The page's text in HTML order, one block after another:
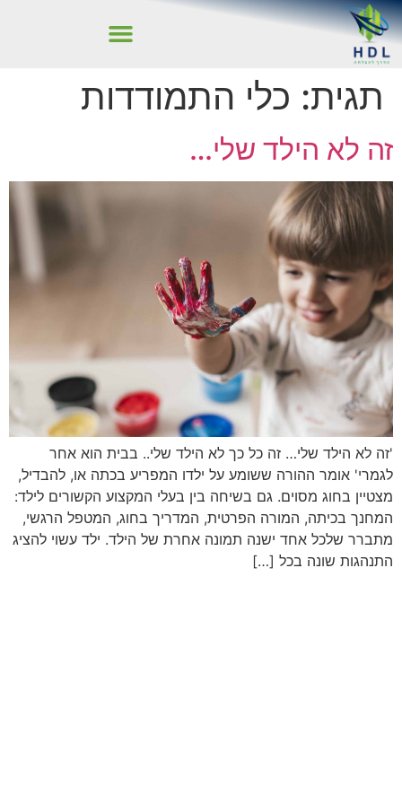
תגית: כלי התמודדות
זה לא הילד שלי…
'זה לא הילד שלי… זה כל כך לא הילד שלי.. בבית הוא אחר
לגמרי' אומר ההורה ששומע על ילדו המפריע בכתה או, להבדיל,
מצטיין בחוג מסוים. גם בשיחה בין בעלי המקצוע הקשורים לילד:
המחנך בכיתה, המורה הפרטית, המדריך בחוג, המטפל הרגשי,
מתברר שלכל אחד ישנה תמונה אחרת של הילד. ילד עשוי להציג
התנהגות שונה בכל […]